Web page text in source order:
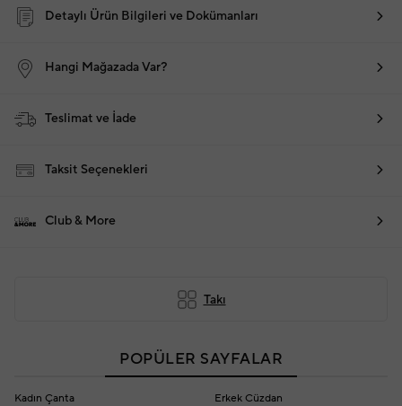
Detaylı Ürün Bilgileri ve Dokümanları
Hangi Mağazada Var?
Teslimat ve İade
Taksit Seçenekleri
Club & More
Takı
POPÜLER SAYFALAR
Kadın Çanta
Erkek Cüzdan